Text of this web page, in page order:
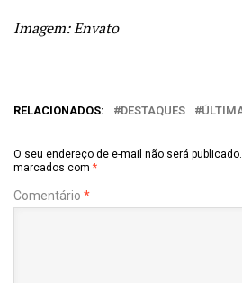
Imagem: Envato
RELACIONADOS: DESTAQUES
O seu endereço de e-mail não será publicado.
marcados com *
Comentário *